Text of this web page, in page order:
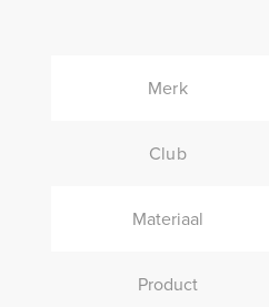
Merk
Club
Materiaal
Product